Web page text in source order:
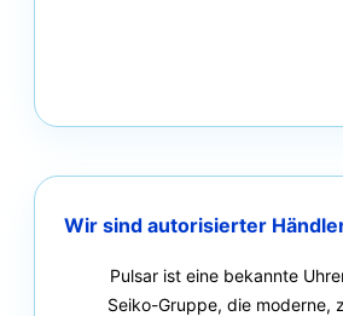
Wir sind autorisierter
Pulsar ist eine bekannte
Seiko-Gruppe, die moderne,